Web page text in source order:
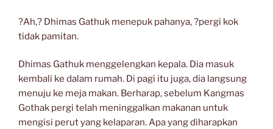
?Ah,? Dhimas Gathuk menepuk pahanya, ?pergi kok
tidak pamitan.
Dhimas Gathuk menggelengkan kepala. Dia masuk
kembali ke dalam rumah. Di pagi itu juga, dia langsung
menuju ke meja makan. Berharap, sebelum Kangmas
Gothak pergi telah meninggalkan makanan untuk
mengisi perut yang kelaparan. Apa yang diharapkan